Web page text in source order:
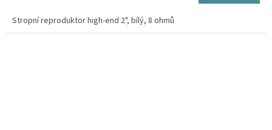
Stropní reproduktor high-end 2", bílý, 8 ohmů